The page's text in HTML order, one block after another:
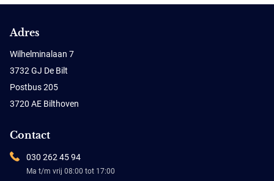
Adres
Wilhelminalaan 7
3732 GJ De Bilt
Postbus 205
3720 AE Bilthoven
Contact
030 262 45 94
Ma t/m vrij 08:00 tot 17:00